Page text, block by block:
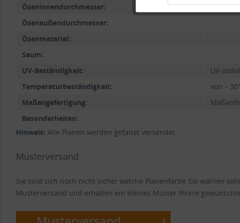
Öseninnendurchmesser:
Ösenaußendurchmesser:
Ösenmaterial:
Saum:
UV-Beständigkeit:
UV-
Temperaturbeständigkeit:
von –
Maßangefertigung:
Besonderheiten:
Hinweis: Alle Planen werden gefaltet versendet
Musterversand
Sie sind sich noch nicht sicher welche Planenfarbe Sie wählen
Musterversand und erhalten ein kleines Muster Ihrere